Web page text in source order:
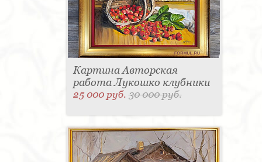
Картина Авторская
работа Лукошко клубники
25 000 руб.30 000 руб.